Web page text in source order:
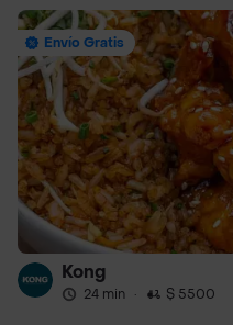
Envío Gratis
Kong
24 min · $ 5500